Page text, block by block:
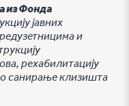
из Фонда
јавних
и
рехабилитацију
санирање клизишта